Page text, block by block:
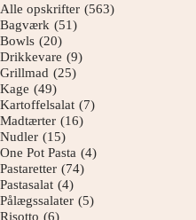
Alle opskrifter (563)
Bagværk (51)
Bowls (20)
Drikkevare (9)
Grillmad (25)
Kage (49)
Kartoffelsalat (7)
Madtærter (16)
Nudler (15)
One Pot Pasta (4)
Pastaretter (74)
Pastasalat (4)
Pålægssalater (5)
Risotto (6)